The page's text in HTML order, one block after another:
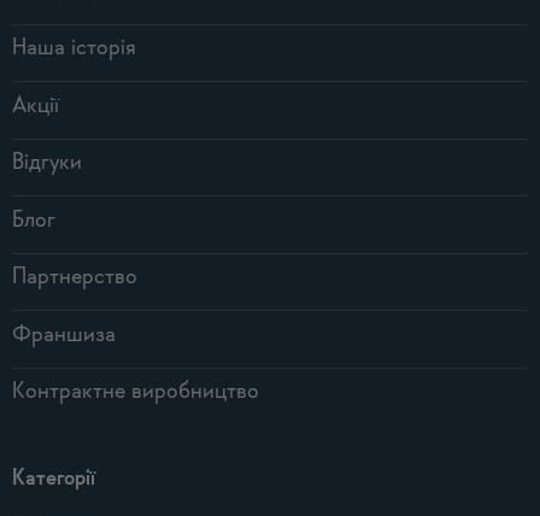
Наша історія
Акції
Відгуки
Блог
Партнерство
Франшиза
Контрактне виробництво
Категорії